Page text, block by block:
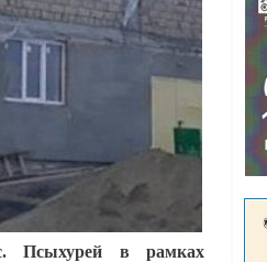
с. Псыхурей в рамках